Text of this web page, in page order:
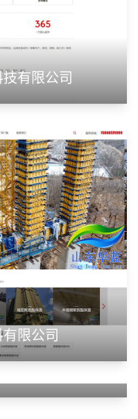
有限公司
有限公司